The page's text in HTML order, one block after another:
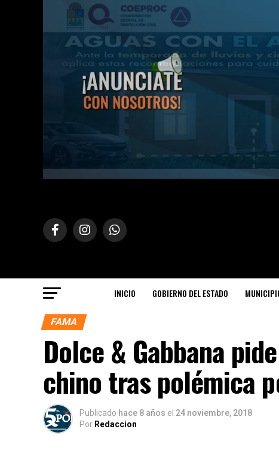
INICIO GOBIERNO DEL ESTADO
FAMA
Dolce & Gabbana
chino tras polémica
Publicado hace 8 años el 24 noviembre, 2018
Por Redaccion